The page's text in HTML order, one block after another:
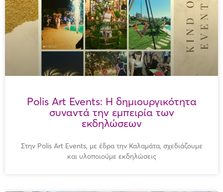
Polis Art Events: Η δημιουργικότητα
συναντά την εμπειρία των
εκδηλώσεων
Στην Polis Art Events, με έδρα την Καλαμάτα, σχεδιάζουμε
και υλοποιούμε εκδηλώσεις